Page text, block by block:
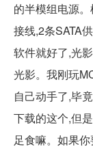
的半模组电源
接线,2条SATA
软件就好了,光
光影。我刚玩
自己动手了,毕
下载的这个,但
足食嘛。如果